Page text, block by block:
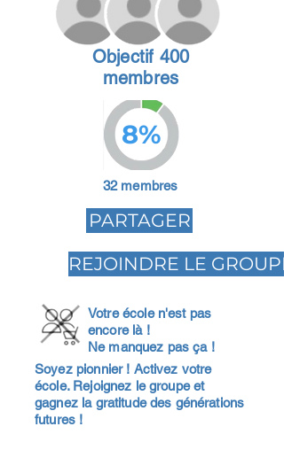
Objectif 400
membres
8%
32 membres
PARTAGER
REJOINDRE LE GROUPE
Votre école n'est pas
encore là !
Ne manquez pas ça !
Soyez pionnier ! Activez votre
école. Rejoignez le groupe et
gagnez la gratitude des générations
futures !